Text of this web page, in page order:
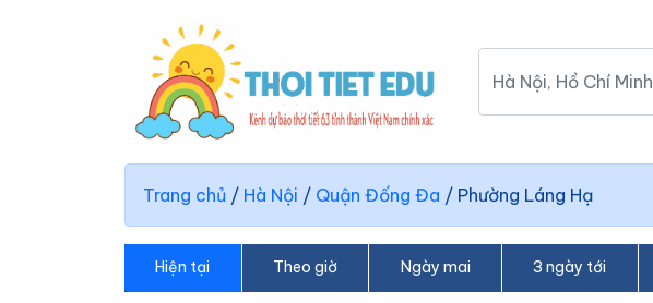
Trang chủ / Hà Nội / Quận Đống Đa / Phường Láng Hạ
Hiện tại Theo giờ Ngày mai 3 ngày tới